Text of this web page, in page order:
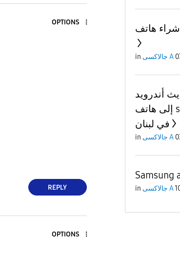
OPTIONS
REPLY
OPTIONS
in جالاكسى A
أندرويد
إلى هاتف samsung A35 5G
في لبنان
in جالاكسى A
Samsung
in جالاكسى A